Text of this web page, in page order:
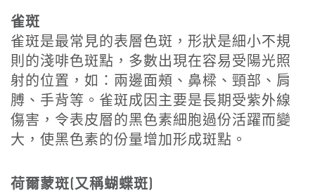
雀斑
雀斑是最常見的表層色斑，形狀是細小不規
則的淺啡色斑點，多數出現在容易受陽光照
射的位置，如：兩邊面頰、鼻樑、頸部、肩
膊、手背等。雀斑成因主要是長期受紫外線
傷害，令表皮層的黑色素細胞過份活躍而變
大，使黑色素的份量增加形成斑點。
荷爾蒙斑(又稱蝴蝶斑)